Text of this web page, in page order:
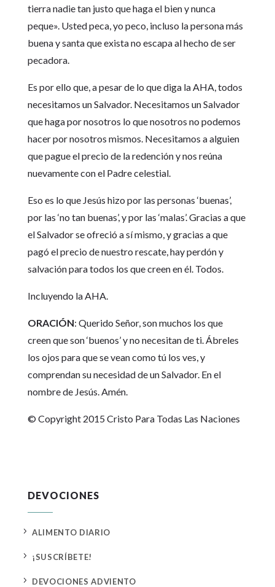
tierra nadie tan justo que haga el bien y nunca
peque». Usted peca, yo peco, incluso la persona más
buena y santa que exista no escapa al hecho de ser
pecadora.
Es por ello que, a pesar de lo que diga la AHA, todos
necesitamos un Salvador. Necesitamos un Salvador
que haga por nosotros lo que nosotros no podemos
hacer por nosotros mismos. Necesitamos a alguien
que pague el precio de la redención y nos reúna
nuevamente con el Padre celestial.
Eso es lo que Jesús hizo por las personas ‘buenas’,
por las ‘no tan buenas’, y por las ‘malas’. Gracias a que
el Salvador se ofreció a sí mismo, y gracias a que
pagó el precio de nuestro rescate, hay perdón y
salvación para todos los que creen en él. Todos.
Incluyendo la AHA.
ORACIÓN: Querido Señor, son muchos los que
creen que son ‘buenos’ y no necesitan de ti. Ábreles
los ojos para que se vean como tú los ves, y
comprendan su necesidad de un Salvador. En el
nombre de Jesús. Amén.
© Copyright 2015 Cristo Para Todas Las Naciones
DEVOCIONES
5 ALIMENTO DIARIO
5 ¡SUSCRÍBETE!
5 DEVOCIONES ADVIENTO